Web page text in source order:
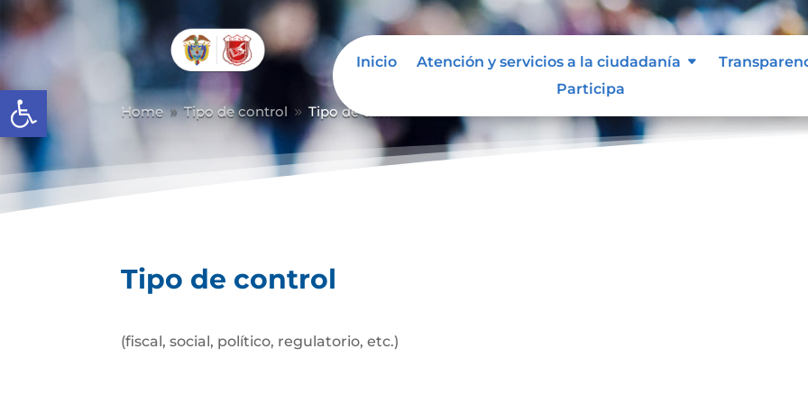
Abrir barra de herramientas
Inicio Atención y servicios a la ciudadanía
Participa
Home 9 Tipo de control 9 Tipo de control
Tipo de control
(fiscal, social, político, regulatorio, etc.)